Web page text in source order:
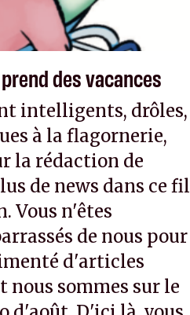
des vacances
intelligents, drôles,
à la flagornerie,
la rédaction de
de news dans ce fil
Vous n'êtes
de nous pour
d'articles
nous sommes sur le